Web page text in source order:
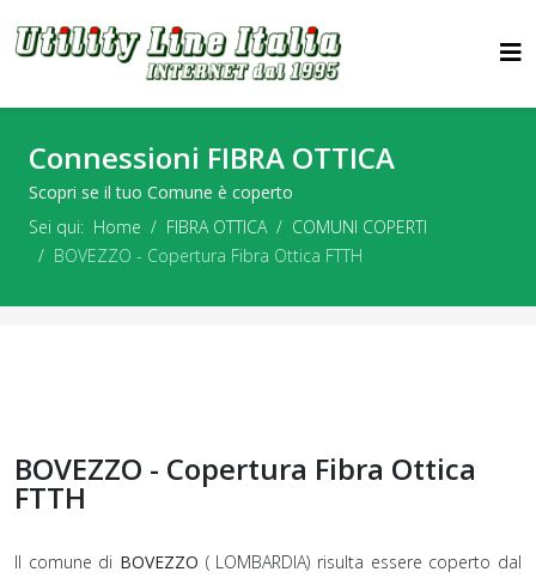
Connessioni FIBRA OTTICA
Scopri se il tuo Comune è coperto
Sei qui: Home FIBRA OTTICA
COMUNI COPERTI
BOVEZZO - Copertura Fibra Ottica FTTH
BOVEZZO - Copertura Fibra Ottica
FTTH
Il comune di BOVEZZO ( LOMBARDIA) risulta essere coperto dal